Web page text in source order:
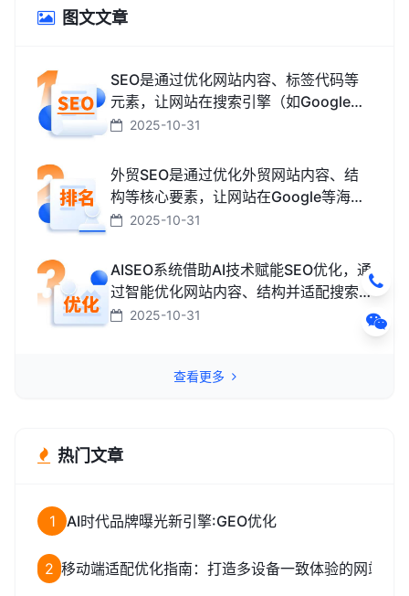
图文文章
SEO是通过优化网站内容、标签代码等
元素，让网站在搜索引擎（如Google、
百度、搜狗、必应）中排名更靠前，从
2025-10-31
外贸SEO是通过优化外贸网站内容、结
构等核心要素，让网站在Google等海外
搜索引擎中排名靠前，获取海外精准流
2025-10-31
AISEO系统借助AI技术赋能SEO优化，通
过智能优化网站内容、结构并适配搜索
引擎规则，助力网站快速提升排名，从
2025-10-31
查看更多
热门文章
1 AI时代品牌曝光新引擎:GEO优化
2 移动端适配优化指南：打造多设备一致体验的网站适